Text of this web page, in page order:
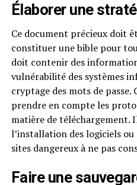
Élaborer une
Ce document précieux doit
constituer une bible pour
doit contenir des
vulnérabilité des systèmes
cryptage des mots de passe.
prendre en compte les
matière de téléchargement.
l’installation des logiciels
sites dangereux à ne pas
Faire une